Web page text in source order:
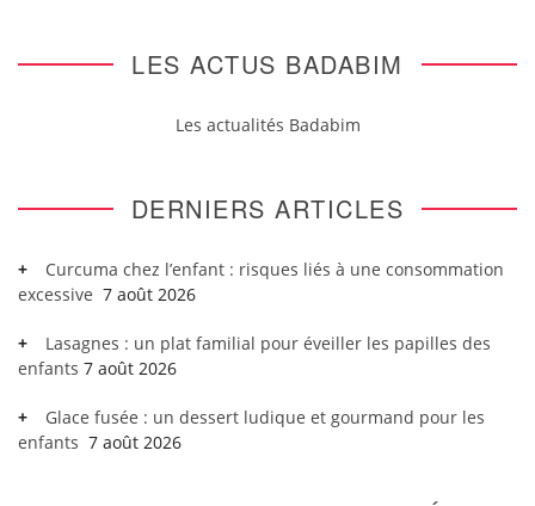
LES ACTUS BADABIM
Les actualités Badabim
DERNIERS ARTICLES
Curcuma chez l’enfant : risques liés à une consommation
excessive 7 août 2026
Lasagnes : un plat familial pour éveiller les papilles des
enfants 7 août 2026
Glace fusée : un dessert ludique et gourmand pour les
enfants 7 août 2026